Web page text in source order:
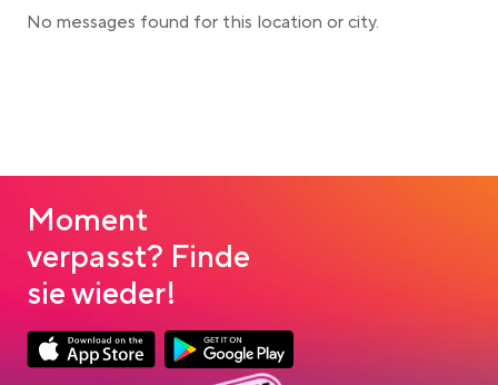
No messages found for this location or city.
Moment
verpasst? Finde
sie wieder!
Google Play Download